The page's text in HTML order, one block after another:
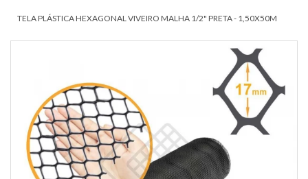
TELA PLÁSTICA HEXAGONAL VIVEIRO MALHA 1/2" PRETA - 1,50X50M